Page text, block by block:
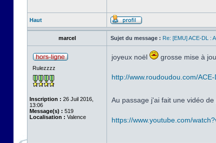
Haut
marcel Sujet du message : Re: [EMU] ACE-DL :
Rulezzzz
Inscription : 26 Juil 2016,
13:06
Message(s) : 519
Localisation : Valence
joyeux noël grosse mise à
http://www.roudoudou.com/ACE-
Au passage j'ai fait une vidéo
https://www.youtube.com/